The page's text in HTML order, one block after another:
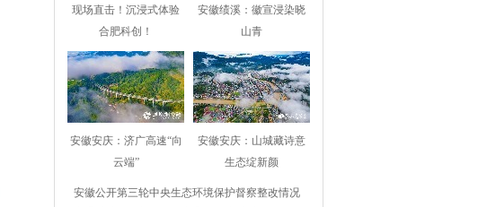
现场直击！沉浸式体验
合肥科创！
安徽绩溪：徽宣浸染晓
山青
安徽安庆：济广高速“向
云端”
安徽安庆：山城藏诗意
生态绽新颜
安徽公开第三轮中央生态环境保护督察整改情况